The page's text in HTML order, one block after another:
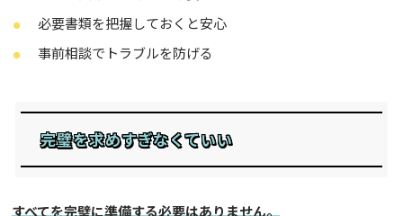
必要書類を把握しておくと安心
事前相談でトラブルを防げる
完璧を求めすぎなくていい
すべてを完璧に準備する必要はありません。